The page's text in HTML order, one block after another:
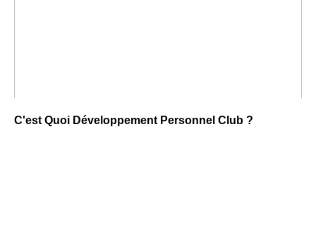
C'est Quoi Développement Personnel Club ?